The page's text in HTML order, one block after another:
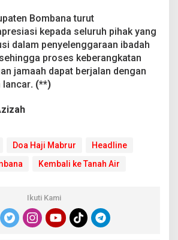
Bombana turut
kepada seluruh pihak yang
dalam penyelenggaraan ibadah
proses keberangkatan
jamaah dapat berjalan dengan
lancar. (**)
Doa Haji Mabrur
Headline
Kembali ke Tanah Air
Ikuti Kami